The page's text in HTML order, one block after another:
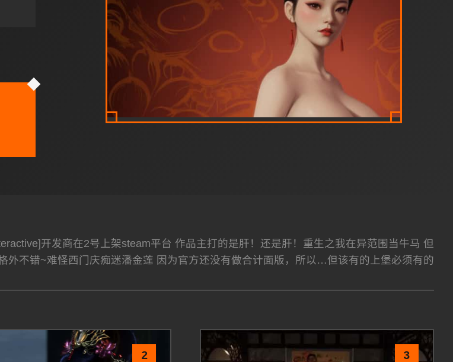
开发商在2号上架steam平台 作品主打的是肝！还是肝！重生之我在异范围当牛马 但
外不错~难怪西门庆痴迷潘金莲 因为官方还没有做合计面版，所以…但该有的上堡必须有的
2 3